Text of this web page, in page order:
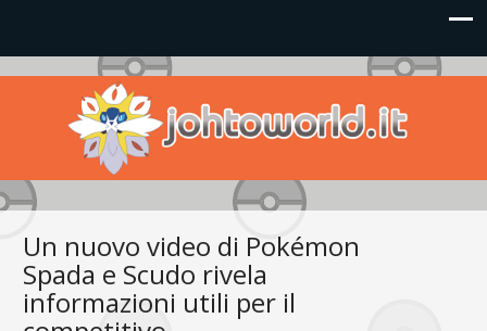
Johto World
Le novità più frizzanti dall'universo Pokémon e Nintendo
Un nuovo video di Pokémon
Spada e Scudo rivela
informazioni utili per il